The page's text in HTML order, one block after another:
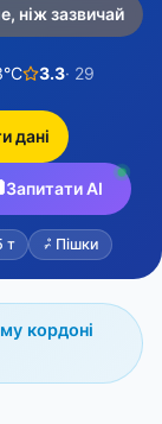
ніж зазвичай
3.3· 29
дані
Запитати AI
т Пішки
кордоні